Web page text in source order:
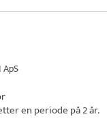
ApS
en periode på 2 år.